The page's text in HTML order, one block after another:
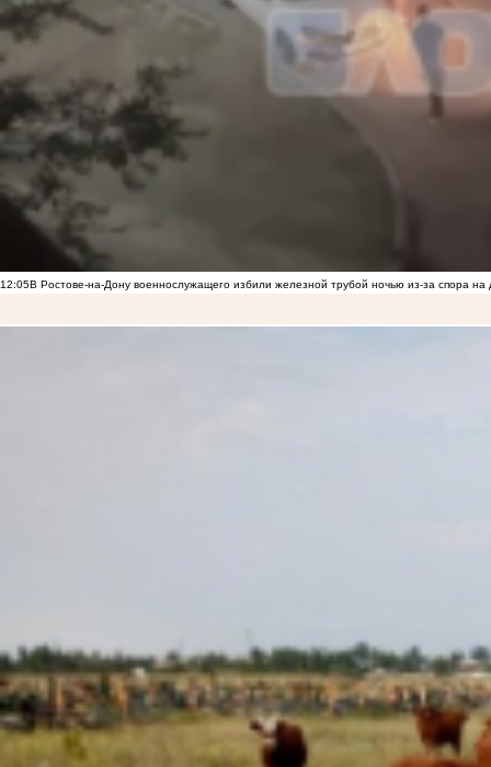
12:05В Ростове-на-Дону военнослужащего избили железной трубой ночью из-за спора на